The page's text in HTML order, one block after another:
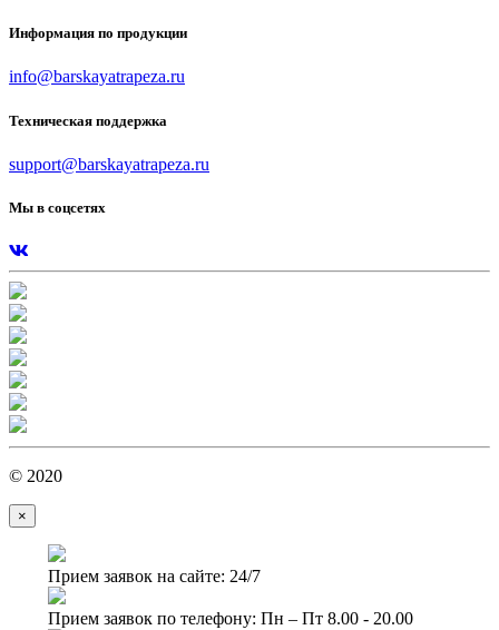
Информация по продукции
info@barskayatrapeza.ru
Техническая поддержка
support@barskayatrapeza.ru
Мы в соцсетях
© 2020
×
Прием заявок на сайте: 24/7
Прием заявок по телефону: Пн – Пт 8.00 - 20.00